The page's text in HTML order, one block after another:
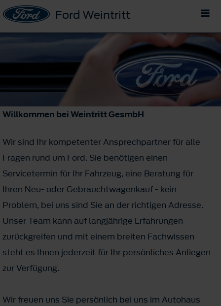
Ford Weintritt
Willkommen bei Weintritt GesmbH
Wir sind Ihr kompetenter Ansprechpartner für alle
Fragen rund um Ford. Sie benötigen einen
Servicetermin für Ihr Fahrzeug, eine Beratung für
Ihren Neu- oder Gebrauchtwagenkauf - kein
Problem, bei uns sind Sie an der richtigen Adresse.
Unser Team kann auf langjährige Erfahrungen
zurückgreifen und mit einem breiten Fachwissen
steht es Ihnen jederzeit für Ihr persönliches Anliegen
zur Verfügung.
Wir freuen uns Sie persönlich bei uns im Autohaus